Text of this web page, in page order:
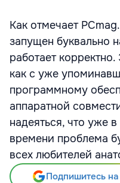
Как отмечает
запущен буквально
работает
как с уже
программному
аппаратной
надеяться, что уже
времени проблема
всех любителей
Подпишитесь